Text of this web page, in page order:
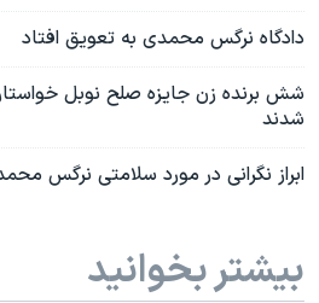
دادگاه نرگس محمدی به تعویق افتاد
شش برنده زن جایزه صلح نوبل
شدند
ابراز نگرانی در مورد سلامتی نرگس
بیشتر بخوانید